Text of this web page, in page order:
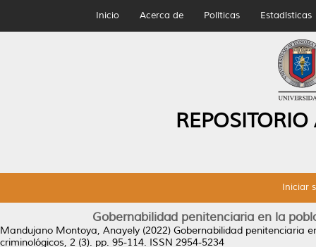
Inicio Acerca de Políticas Estadísticas
Iniciar
Gobernabilidad penitenciaria en la
Mandujano Montoya, Anayely (2022) Gobernabilidad penitenciaria
criminológicos, 2 (3). pp. 95-114. ISSN 2954-5234